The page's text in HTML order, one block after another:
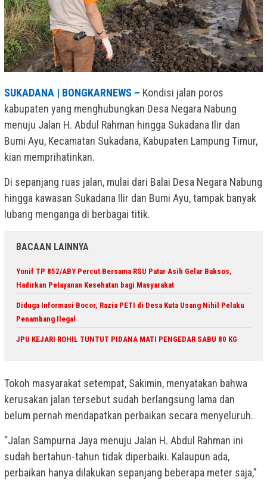
SUKADANA | BONGKARNEWS – Kondisi jalan poros
kabupaten yang menghubungkan Desa Negara Nabung
menuju Jalan H. Abdul Rahman hingga Sukadana Ilir dan
Bumi Ayu, Kecamatan Sukadana, Kabupaten Lampung Timur,
kian memprihatinkan.
Di sepanjang ruas jalan, mulai dari Balai Desa Negara Nabung
hingga kawasan Sukadana Ilir dan Bumi Ayu, tampak banyak
lubang menganga di berbagai titik.
BACAAN LAINNYA
Yonif TP 852/ABY Percut Bersama RSU Patar Asih Gelar Baksos,
Hadirkan Pelayanan Kesehatan bagi Masyarakat
Diduga Informasi Bocor, Razia PETI di Desa Kuta Usang Nihil Pelaku
Penambang Ilegal
JPU KEJARI ROHIL TUNTUT PIDANA MATI PENGEDAR SABU 80 KG
Tokoh masyarakat setempat, Sakimin, menyatakan bahwa
kerusakan jalan tersebut sudah berlangsung lama dan
belum pernah mendapatkan perbaikan secara menyeluruh.
“Jalan Sampurna Jaya menuju Jalan H. Abdul Rahman ini
sudah bertahun-tahun tidak diperbaiki. Kalaupun ada,
perbaikan hanya dilakukan sepanjang beberapa meter saja,”